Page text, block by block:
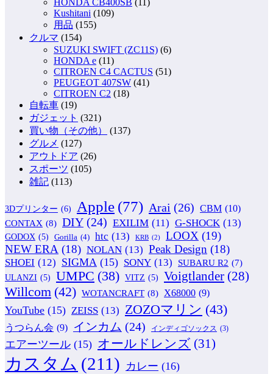
Kushitani (109)
用品 (155)
クルマ (154)
SUZUKI SWIFT (ZC11S) (6)
HONDA e (11)
CITROEN C4 CACTUS (51)
PEUGEOT 407SW (41)
CITROEN C2 (18)
自転車 (19)
ガジェット (321)
買い物（その他）
(137)
グルメ (127)
アウトドア (26)
スポーツ (105)
雑記 (113)
3Dプリンター (6) Apple (77) Arai (26) CBM (10)
CONTAX (8) DIY (24) EXILIM (11) G-SHOCK (13)
GODOX (5) Gorilla (4) htc (13) KRB (2) LOOX (19)
NEW ERA (18) NOLAN (13) Peak Design (18)
SHOEI (12) SIGMA (15) SONY (13) SUBARU R2 (7)
ULANZI (5) UMPC (38) VITZ (5) Voigtlander (28)
Willcom (42) WOTANCRAFT (8) X68000 (9)
YouTube (15) ZEISS (13) ZOZOマリン (43)
うつらん会 (9) インカム (24) インディゴソックス (3)
エアーツール (15) オールドレンズ (31)
カスタム (211) カレー (16)